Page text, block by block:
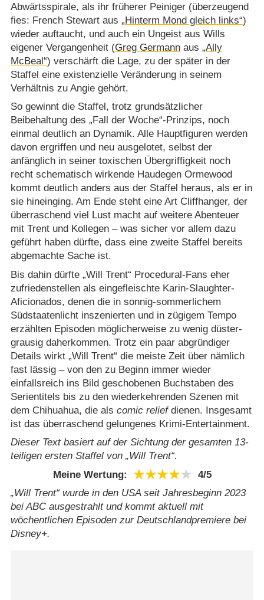
Abwärtsspirale, als ihr früherer Peiniger (überzeugend
fies: French Stewart aus „Hinterm Mond gleich links“)
wieder auftaucht, und auch ein Ungeist aus Wills
eigener Vergangenheit (Greg Germannaus „Ally
McBeal“) verschärft die Lage, zu der später in der
Staffel eine existenzielle Veränderung in seinem
Verhältnis zu Angie gehört.
So gewinnt die Staffel, trotz grundsätzlicher
Beibehaltung des „Fall der Woche“-Prinzips, noch
einmal deutlich an Dynamik. Alle Hauptfiguren werden
davon ergriffen und neu ausgelotet, selbst der
anfänglich in seiner toxischen Übergriffigkeit noch
recht schematisch wirkende Haudegen Ormewood
kommt deutlich anders aus der Staffel heraus, als er in
sie hineinging. Am Ende steht eine Art Cliffhanger, der
überraschend viel Lust macht auf weitere Abenteuer
mit Trent und Kollegen – was sicher vor allem dazu
geführt haben dürfte, dass eine zweite Staffel bereits
abgemachte Sache ist.
Bis dahin dürfte „Will Trent“ Procedural-Fans eher
zufriedenstellen als eingefleischte Karin-Slaughter-
Aficionados, denen die in sonnig-sommerlichem
Südstaatenlicht inszenierten und in zügigem Tempo
erzählten Episoden möglicherweise zu wenig düster-
grausig daherkommen. Trotz ein paar abgründiger
Details wirkt „Will Trent“ die meiste Zeit über nämlich
fast lässig – von den zu Beginn immer wieder
einfallsreich ins Bild geschobenen Buchstaben des
Serientitels bis zu den wiederkehrenden Szenen mit
dem Chihuahua, die als comic reliefdienen. Insgesamt
ist das überraschend gelungenes Krimi-Entertainment.
Dieser Text basiert auf der Sichtung der gesamten 13-
teiligen ersten Staffel von „Will Trent“.
Meine Wertung:
4/​5
„Will Trent“ wurde in den USA seit Jahresbeginn 2023
bei ABC ausgestrahlt und kommt aktuell mit
wöchentlichen Episoden zur Deutschlandpremiere bei
Disney+.